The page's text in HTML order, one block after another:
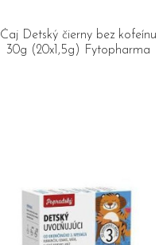
Čaj Detský čierny bez kofeínu
30g (20x1,5g) Fytopharma